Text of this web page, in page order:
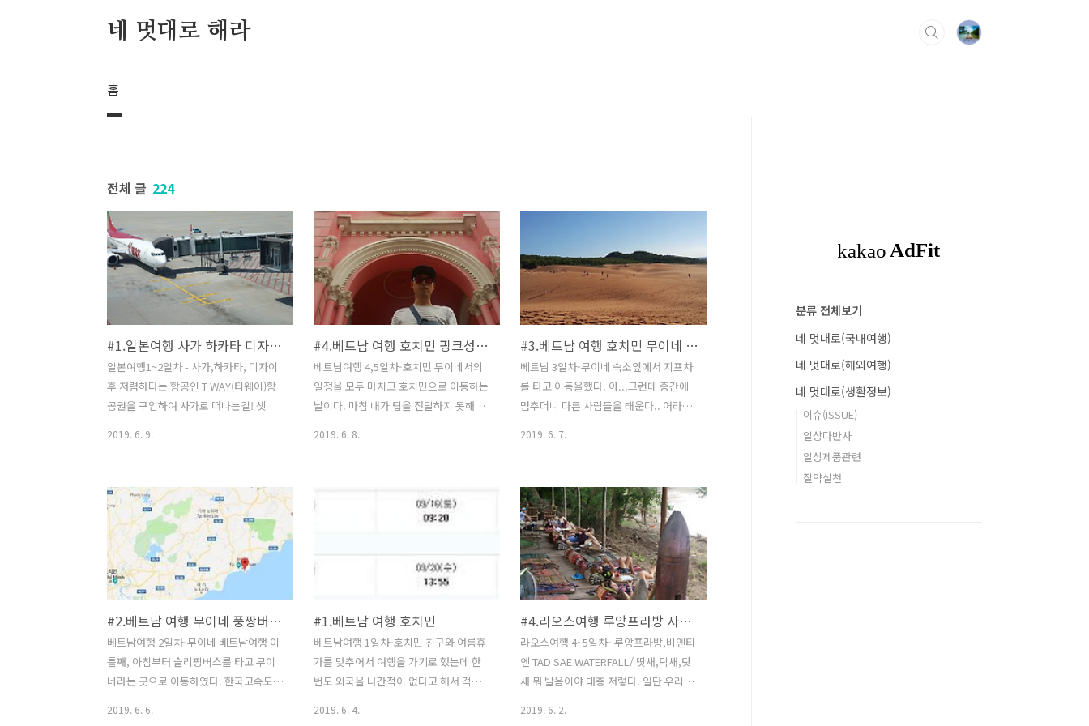
네 멋대로 해라
홈
전체 글 224
#1.일본여행 사가 하카타 디자이후
일본여행1~2일차 - 사가,하카타, 디자이
후 저렴하다는 항공인 T WAY(티웨이)항
공권을 구입하여 사가로 떠나는길! 셋이
다.2시간도 안되서 가는 곳이다. 공항에
서 나와 바로 버스타는 곳이 있다. 우리나
라처럼 공항버스이다. 짐은 아래에 싣고!
시간 간격이 있기때문에 맞춰서 타면 된
다. 우리는 한 20분정도 대기를 했다. 버
스에서 내려서 10분정도 걸어가야 된다.
길찾기야 구글이 있으니까~ 이렇게 아파
호텔이 나온다. 우리는 2인실보다 1인실
이 더 저렴하다고 해서 1인실를 이용하였
다. 방이 많이 작은데 비즈니스처럼 하루
묶고 이동하기에는 있을꺼 다 있는 호텔
가..
2019. 6. 9.
#4.베트남 여행 호치민 핑크성당 전쟁유물박물관
베트남여행 4,5일차-호치민 무이네서의
일정을 모두 마치고 호치민으로 이동하는
날이다. 마침 내가 팁을 전달하지 못해서
테도 팁 꼭 전달해달라고 나왔다. 풍짱버
스는 어제 미리 예약을 해두었다.무이네
부터 숙소앞에서 기다리다보니 풍짱버스
가 오고있었다. 한국분들이 꽤 있었다. 오
옥상에 수영장이 있어서 올라갔는데 아이
고 사람이 너무 많아서 그냥 내려왔다. 오
늘 이동하려는 장소는 떤딘성당! 핑크성
당이라고도 불리우는 곳이다. 숙소에서
고 이..
2019. 6. 8.
#3.베트남 여행 호치민 무이네 사막투어 요정의샘
베트남 3일차-무이네 숙소앞에서 지프차
를 타고 이동을했다. 아...그런데 중간에
멈추더니 다른 사람들을 태운다.. 어라?!
자리에 8명을 태우는게 말이되나...싶다.
그리고 상당히 위험했다. 일출전 모습은
왜이리 아름다운지..40분을 달려 사막에
내렸다. 여기서 이 지프운전자가 내 핸드
폰을 가져갔다.. 부인을 하는데 나중에 구
글지도를 검색해 보니 다시 무이네 이동
했다가 다시 내 숙소로 이동한게 잡혔다.
아이고....여행자보험으로 다시 처리했으
니 다행이긴 하다. 무이네에서 오는길에
레드샌듄에 들렸다. 이게 이어지는 코스
인가보다.신났다~아...다시 봐도 너무나
2019. 6. 7.
#2.베트남 여행 무이네 풍짱버스 밤부빌리지
베트남여행 2일차-무이네 베트남여행 이
틀째, 아침부터 슬리핑버스를 타고 무이
네라는 곳으로 이동하였다. 한국고속도로
2019. 6. 6.
#1.베트남 여행 호치민
베트남여행 1일차-호치민 친구와 여름휴
가를 맞추어서 여행을 가기로 했는데 한
번도 외국을 나간적이 없다고 해서 걱정
2019. 6. 4.
#4.라오스여행 루앙프라방 사원 유토피아 야시장
라오스여행 4~5일차- 루앙프라방,비엔티
엔 TAD SAE WATERFALL/ 땃새,탁새,탓
새 뭐 발음이야 대충 저렇다. 일단 우리는
2019. 6. 2.
분류 전체보기
네 멋대로(국내여행)
네 멋대로(해외여행)
네 멋대로(생활정보)
이슈(ISSUE)
일상다반사
일상제품관련
절약실천